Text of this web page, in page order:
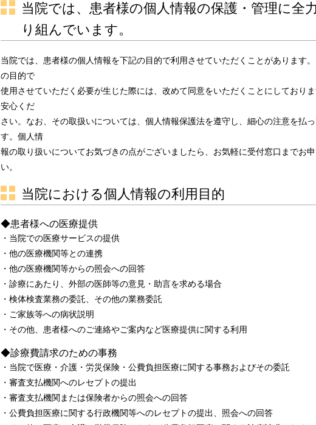
当院では、患者様の個人情報の保護・管理に全
り組んでいます。
当院では、患者様の個人情報を下記の目的で利用させていただくことがあります
の目的で
使用させていただく必要が生じた際には、改めて同意をいただくことにしており
安心くだ
さい。なお、その取扱いについては、個人情報保護法を遵守し、細心の注意を払
す。個人情
報の取り扱いについてお気づきの点がございましたら、お気軽に受付窓口までお
い。
当院における個人情報の利用目的
◆患者様への医療提供
・当院での医療サービスの提供
・他の医療機関等との連携
・他の医療機関等からの照会への回答
・診療にあたり、外部の医師等の意見・助言を求める場合
・検体検査業務の委託、その他の業務委託
・ご家族等への病状説明
・その他、患者様へのご連絡やご案内など医療提供に関する利用
◆診療費請求のための事務
・当院で医療・介護・労災保険・公費負担医療に関する事務およびその委託
・審査支払機関へのレセプトの提出
・審査支払機関または保険者からの照会への回答
・公費負担医療に関する行政機関等へのレセプトの提出、照会への回答